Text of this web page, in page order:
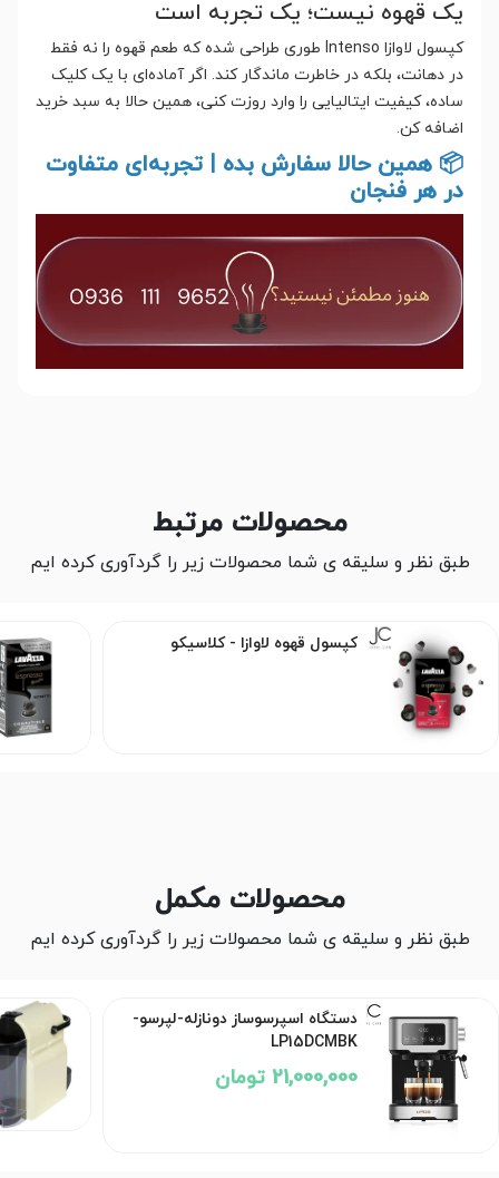
یک قهوه نیست؛ یک تجربه است
کپسول لاوازا Intenso طوری طراحی شده که طعم قهوه را نه فقط
در دهانت، بلکه در خاطرت ماندگار کند. اگر آماده‌ای با یک کلیک
ساده، کیفیت ایتالیایی را وارد روزت کنی، همین حالا به سبد خرید
اضافه کن.
📦 همین حالا سفارش بده | تجربه‌ای متفاوت
در هر فنجان
محصولات مرتبط
طبق نظر و سلیقه ی شما محصولات زیر را گردآوری کرده ایم
کپسول قهوه لاوازا - کلاسیکو
محصولات مکمل
طبق نظر و سلیقه ی شما محصولات زیر را گردآوری کرده ایم
دستگاه اسپرسوساز دونازله-لپرسو-
LP15DCMBK
21,000,000 تومان